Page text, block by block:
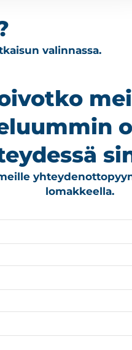
valinnassa.
lomakkeella.